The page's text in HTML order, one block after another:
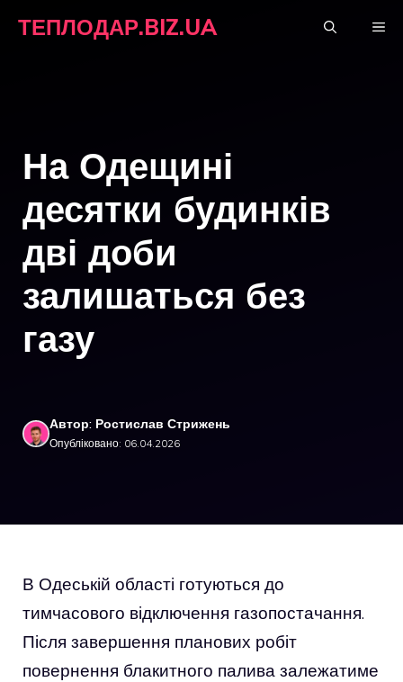
ТЕПЛОДАР.BIZ.UA
На Одещині
десятки будинків
дві доби
залишаться без
газу
Автор: Ростислав Стрижень
Опубліковано: 06.04.2026
В Одеській області готуються до
тимчасового відключення газопостачання.
Після завершення планових робіт
повернення блакитного палива залежатиме